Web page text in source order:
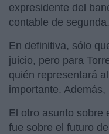
expresidente del
contable de segunda.
En definitiva, sólo
juicio, pero para
quién representará
importante.
El otro asunto sobre
fue sobre el futuro